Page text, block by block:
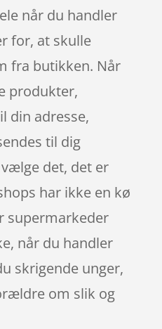
når du handler
for, at skulle
fra butikken. Når
produkter,
din adresse,
til dig
det, det er
har ikke en kø
supermarkeder
når du handler
skrigende unger,
om slik og